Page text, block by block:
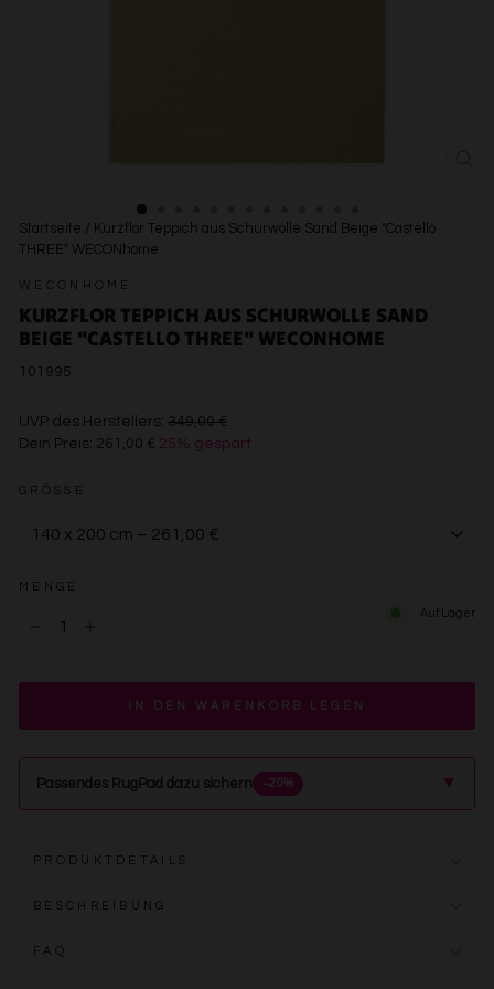
Startseite / Kurzflor Teppich aus Schurwolle Sand Beige "Castello
THREE" WECONhome
WECONHOME
KURZFLOR TEPPICH AUS SCHURWOLLE SAND
BEIGE "CASTELLO THREE" WECONHOME
101995
UVP des Herstellers: 349,00 €€349,00
Dein Preis: 261,00 € 25% gespart
GRÖSSE
MENGE
Auf Lager
IN DEN WARENKORB LEGEN
Passendes RugPad dazu sichern −20% ▲
PRODUKTDETAILS
BESCHREIBUNG
FAQ